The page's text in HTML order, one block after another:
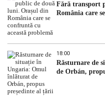
Fără transport
România care
18:00
Răsturnare de
de Orbán,